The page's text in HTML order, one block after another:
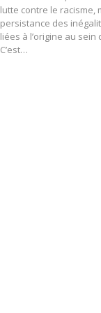
lutte contre le racisme,
persistance des
liées à l’origine au sein
C’est…